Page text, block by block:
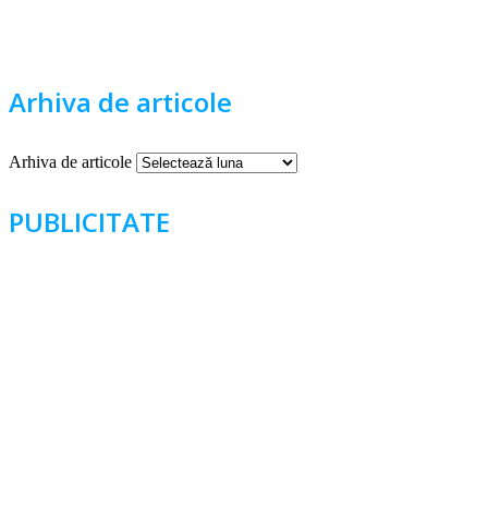
Arhiva de articole
Arhiva de articole
PUBLICITATE